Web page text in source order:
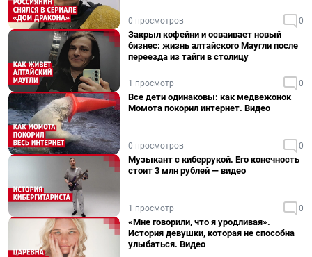
0 просмотров 0
Закрыл кофейни и осваивает новый
бизнес: жизнь алтайского Маугли после
переезда из тайги в столицу
1 просмотр 0
Все дети одинаковы: как медвежонок
Момота покорил интернет. Видео
0 просмотров 0
Музыкант с киберрукой. Его конечность
стоит 3 млн рублей — видео
1 просмотр 0
«Мне говорили, что я уродливая».
История девушки, которая не способна
улыбаться. Видео